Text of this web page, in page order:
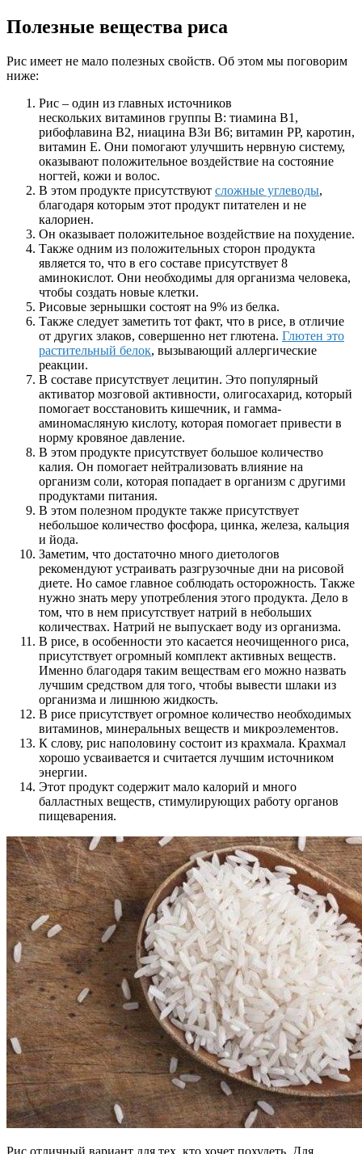
Полезные вещества риса
Рис имеет не мало полезных свойств. Об этом мы поговорим
ниже:
Рис – один из главных источников
нескольких витаминов группы В: тиамина В1,
рибофлавина В2, ниацина В3и В6; витамин РР, каротин,
витамин Е. Они помогают улучшить нервную систему,
оказывают положительное воздействие на состояние
ногтей, кожи и волос.
В этом продукте присутствуют сложные углеводы,
благодаря которым этот продукт питателен и не
калориен.
Он оказывает положительное воздействие на похудение.
Также одним из положительных сторон продукта
является то, что в его составе присутствует 8
аминокислот. Они необходимы для организма человека,
чтобы создать новые клетки.
Рисовые зернышки состоят на 9% из белка.
Также следует заметить тот факт, что в рисе, в отличие
от других злаков, совершенно нет глютена. Глютен это
растительный белок, вызывающий аллергические
реакции.
В составе присутствует лецитин. Это популярный
активатор мозговой активности, олигосахарид, который
помогает восстановить кишечник, и гамма-
аминомасляную кислоту, которая помогает привести в
норму кровяное давление.
В этом продукте присутствует большое количество
калия. Он помогает нейтрализовать влияние на
организм соли, которая попадает в организм с другими
продуктами питания.
В этом полезном продукте также присутствует
небольшое количество фосфора, цинка, железа, кальция
и йода.
Заметим, что достаточно много диетологов
рекомендуют устраивать разгрузочные дни на рисовой
диете. Но самое главное соблюдать осторожность. Также
нужно знать меру употребления этого продукта. Дело в
том, что в нем присутствует натрий в небольших
количествах. Натрий не выпускает воду из организма.
В рисе, в особенности это касается неочищенного риса,
присутствует огромный комплект активных веществ.
Именно благодаря таким веществам его можно назвать
лучшим средством для того, чтобы вывести шлаки из
организма и лишнюю жидкость.
В рисе присутствует огромное количество необходимых
витаминов, минеральных веществ и микроэлементов.
К слову, рис наполовину состоит из крахмала. Крахмал
хорошо усваивается и считается лучшим источником
энергии.
Этот продукт содержит мало калорий и много
балластных веществ, стимулирующих работу органов
пищеварения.
Рис отличный вариант для тех, кто хочет похудеть. Для